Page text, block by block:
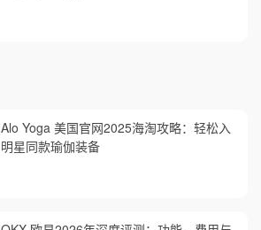
Alo Yoga 美国官网2025海淘攻略：轻松入
明星同款瑜伽装备